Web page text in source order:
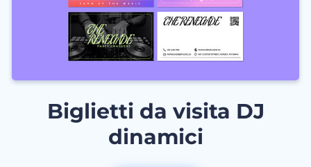
Biglietti da visita DJ
dinamici